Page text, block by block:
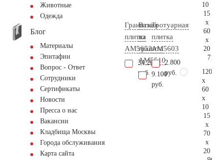
Животные
Одежда
Блог
Материалы
Эпитафии
Вопрос - Ответ
Сотрудники
Сертификаты
Новости
Пресса о нас
Вакансии
Кладбища Москвы
Города обслуживания
Карта сайта
Гранитная
плитка
AM5652
34.200
руб.
Ваза
из
гранита
AM5510
9.100
руб.
Тротуарная
плитка
AM5603
2.800
руб.
10
15
x
60
x
20
120
x
60
x
10
15
x
70
x
20